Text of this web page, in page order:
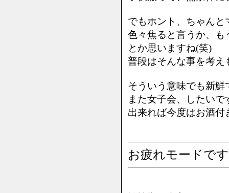
でもホント、ちゃん
色々焦ると言うか、も
とか思いますね(笑)
普段はそんな事を考え
そういう意味でも新鮮
また女子会、したいで
出来れば今度はお酒付
お疲れモードで